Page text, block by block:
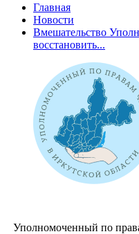
Главная
Новости
Вмешательство
восстановить...
Уполномоченный по